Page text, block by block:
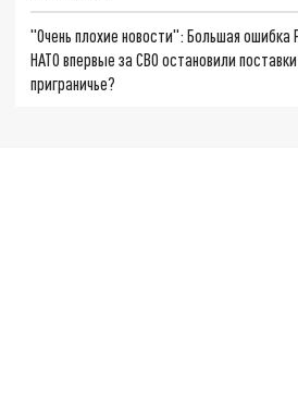
"Очень плохие новости": Большая ошибка
НАТО впервые за СВО остановили
приграничье?